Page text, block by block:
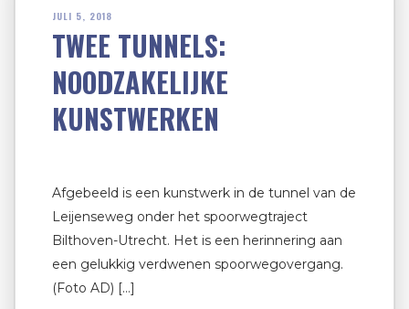
JULI 5, 2018
TWEE TUNNELS:
NOODZAKELIJKE
KUNSTWERKEN
Afgebeeld is een kunstwerk in de tunnel van de
Leijenseweg onder het spoorwegtraject
Bilthoven-Utrecht. Het is een herinnering aan
een gelukkig verdwenen spoorwegovergang.
(Foto AD) […]